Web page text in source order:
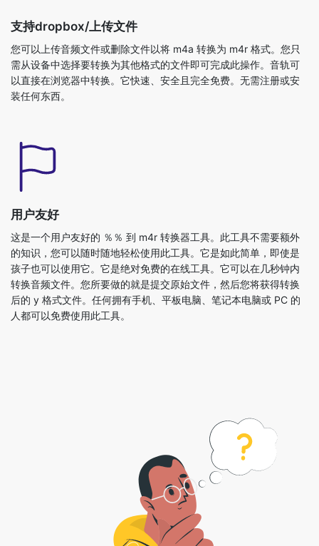
以直接在浏览器中转换。它快速、安全且完全免费。无需注册或安
装任何东西。
用户友好
这是一个用户友好的 ％％ 到 m4r 转换器工具。此工具不需要额外
孩子也可以使用它。它是绝对免费的在线工具。它可以在几秒钟内
转换音频文件。您所要做的就是提交原始文件，然后您将获得转换
后的 y 格式文件。任何拥有手机、平板电脑、笔记本电脑或 PC 的
人都可以免费使用此工具。